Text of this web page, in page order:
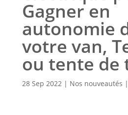
Gagner en
autonomie
votre van,
ou tente de
28 Sep 2022| Nos nouveautés |